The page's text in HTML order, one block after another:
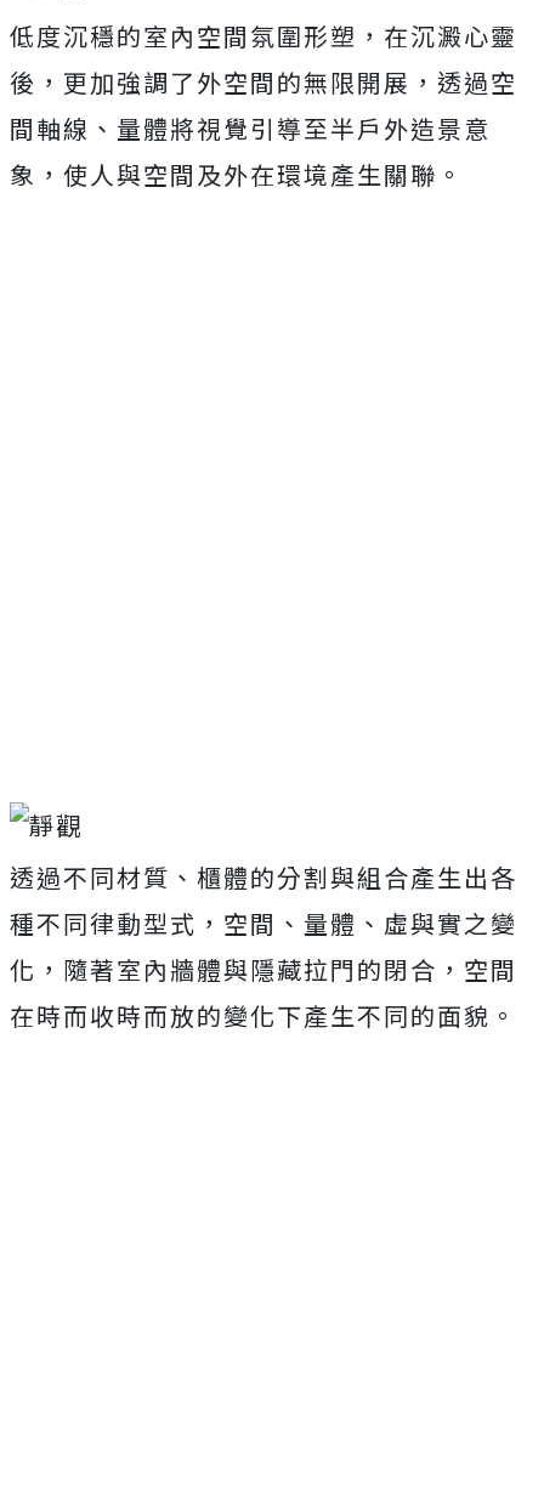
低度沉穩的室內空間氛圍形塑，在沉澱心靈
後，更加強調了外空間的無限開展，透過空
間軸線、量體將視覺引導至半戶外造景意
象，使人與空間及外在環境產生關聯。
透過不同材質、櫃體的分割與組合產生出各
種不同律動型式，空間、量體、虛與實之變
化，隨著室內牆體與隱藏拉門的閉合，空間
在時而收時而放的變化下產生不同的面貌。